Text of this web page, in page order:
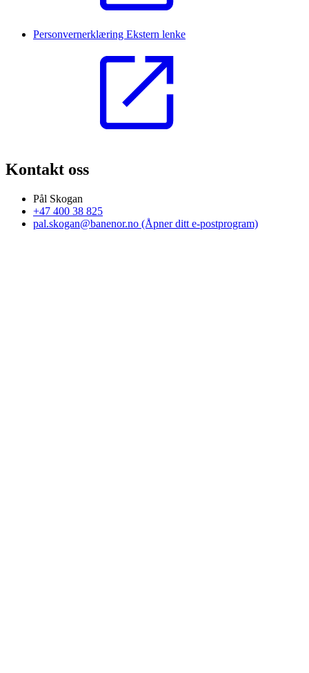
Personvernerklæring Ekstern lenke
Kontakt oss
Pål Skogan
+47 400 38 825
pal.skogan@banenor.no (Åpner ditt e-postprogram)